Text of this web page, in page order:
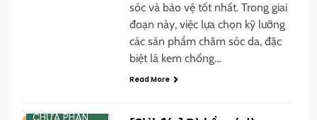
sóc và bảo vệ tốt nhất. Trong giai
đoạn này, việc lựa chọn kỹ lưỡng
các sản phẩm chăm sóc da, đặc
biệt là kem chống…
Read More